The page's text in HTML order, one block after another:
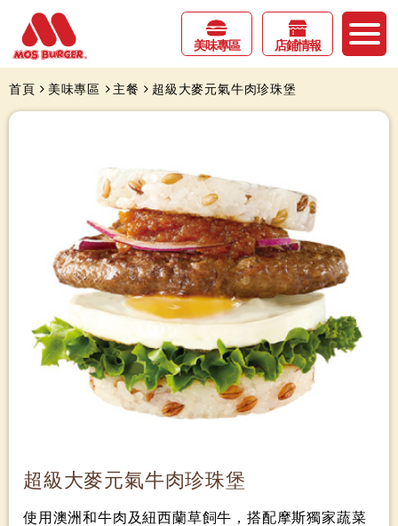
美味專區 店鋪情報
首頁 美味專區 主餐 超級大麥元氣牛肉珍珠堡
超級大麥元氣牛肉珍珠堡
使用澳洲和牛肉及紐西蘭草飼牛，搭配摩斯獨家蔬菜